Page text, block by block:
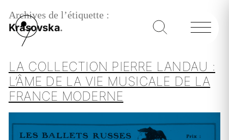
Archives de l’étiquette :
Krasovska
LA COLLECTION PIERRE LANDAU :
L’ÂME DE LA VIE MUSICALE DE LA
FRANCE MODERNE